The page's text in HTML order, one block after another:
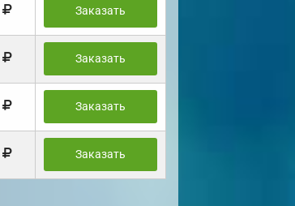
Заказать
Заказать
Заказать
Заказать